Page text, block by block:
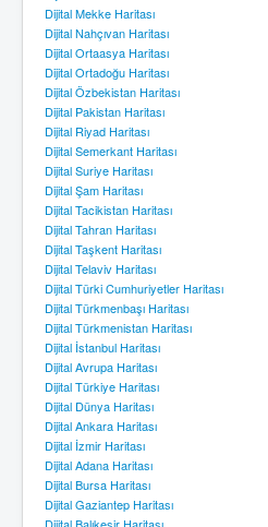
Dijital Mekke Haritası
Dijital Nahçıvan Haritası
Dijital Ortaasya Haritası
Dijital Ortadoğu Haritası
Dijital Özbekistan Haritası
Dijital Pakistan Haritası
Dijital Riyad Haritası
Dijital Semerkant Haritası
Dijital Suriye Haritası
Dijital Şam Haritası
Dijital Tacikistan Haritası
Dijital Tahran Haritası
Dijital Taşkent Haritası
Dijital Telaviv Haritası
Dijital Türki Cumhuriyetler Haritası
Dijital Türkmenbaşı Haritası
Dijital Türkmenistan Haritası
Dijital İstanbul Haritası
Dijital Avrupa Haritası
Dijital Türkiye Haritası
Dijital Dünya Haritası
Dijital Ankara Haritası
Dijital İzmir Haritası
Dijital Adana Haritası
Dijital Bursa Haritası
Dijital Gaziantep Haritası
Dijital Balıkesir Haritası